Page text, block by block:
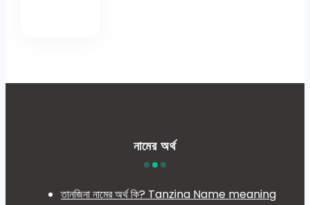
নামের অর্থ
তানজিনা নামের অর্থ কি? Tanzina Name meaning